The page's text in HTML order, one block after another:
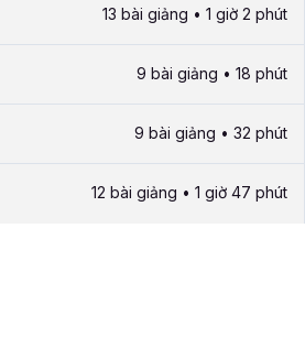
13 bài giảng • 1 giờ 2 phút
9 bài giảng • 18 phút
9 bài giảng • 32 phút
12 bài giảng • 1 giờ 47 phút